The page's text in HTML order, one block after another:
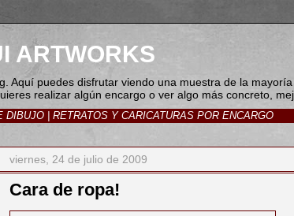
ARTWORKS
Aquí puedes disfrutar viendo una muestra de la
realizar algún encargo o ver algo más concreto,
DIBUJO RETRATOS Y CARICATURAS POR ENCARGO
viernes, 24 de julio de 2009
Cara de ropa!